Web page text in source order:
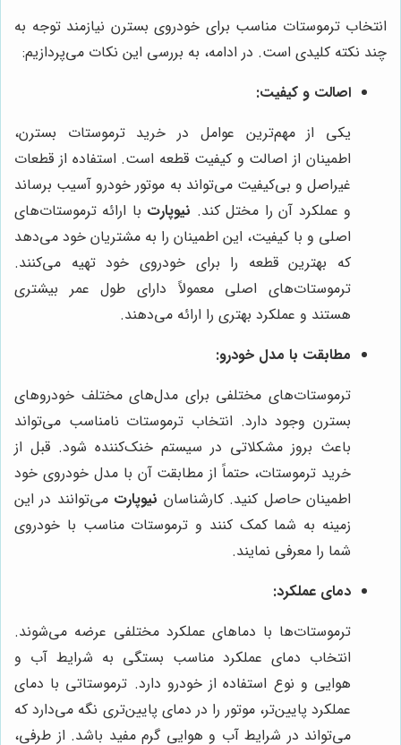
انتخاب ترموستات مناسب برای خودروی بسترن نیازمند توجه به
چند نکته کلیدی است. در ادامه، به بررسی این نکات می‌پردازیم:
اصالت و کیفیت:
یکی از مهم‌ترین عوامل در خرید ترموستات بسترن،
اطمینان از اصالت و کیفیت قطعه است. استفاده از قطعات
غیراصل و بی‌کیفیت می‌تواند به موتور خودرو آسیب برساند
و عملکرد آن را مختل کند. نیوپارت با ارائه ترموستات‌های
اصلی و با کیفیت، این اطمینان را به مشتریان خود می‌دهد
که بهترین قطعه را برای خودروی خود تهیه می‌کنند.
ترموستات‌های اصلی معمولاً دارای طول عمر بیشتری
هستند و عملکرد بهتری را ارائه می‌دهند.
مطابقت با مدل خودرو:
ترموستات‌های مختلفی برای مدل‌های مختلف خودروهای
بسترن وجود دارد. انتخاب ترموستات نامناسب می‌تواند
باعث بروز مشکلاتی در سیستم خنک‌کننده شود. قبل از
خرید ترموستات، حتماً از مطابقت آن با مدل خودروی خود
اطمینان حاصل کنید. کارشناسان نیوپارت می‌توانند در این
زمینه به شما کمک کنند و ترموستات مناسب با خودروی
شما را معرفی نمایند.
دمای عملکرد:
ترموستات‌ها با دماهای عملکرد مختلفی عرضه می‌شوند.
انتخاب دمای عملکرد مناسب بستگی به شرایط آب و
هوایی و نوع استفاده از خودرو دارد. ترموستاتی با دمای
عملکرد پایین‌تر، موتور را در دمای پایین‌تری نگه می‌دارد که
می‌تواند در شرایط آب و هوایی گرم مفید باشد. از طرفی،